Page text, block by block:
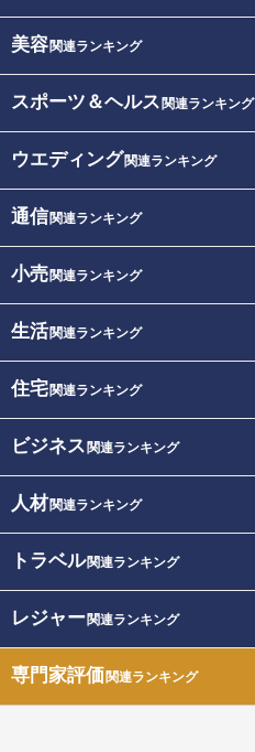
美容関連ランキング
スポーツ＆ヘルス 関連ランキング
ウエディング関連ランキング
通信関連ランキング
小売関連ランキング
生活関連ランキング
住宅関連ランキング
ビジネス 関連ランキング
人材関連ランキング
トラベル関連ランキング
レジャー関連ランキング
専門家評価関連ランキング